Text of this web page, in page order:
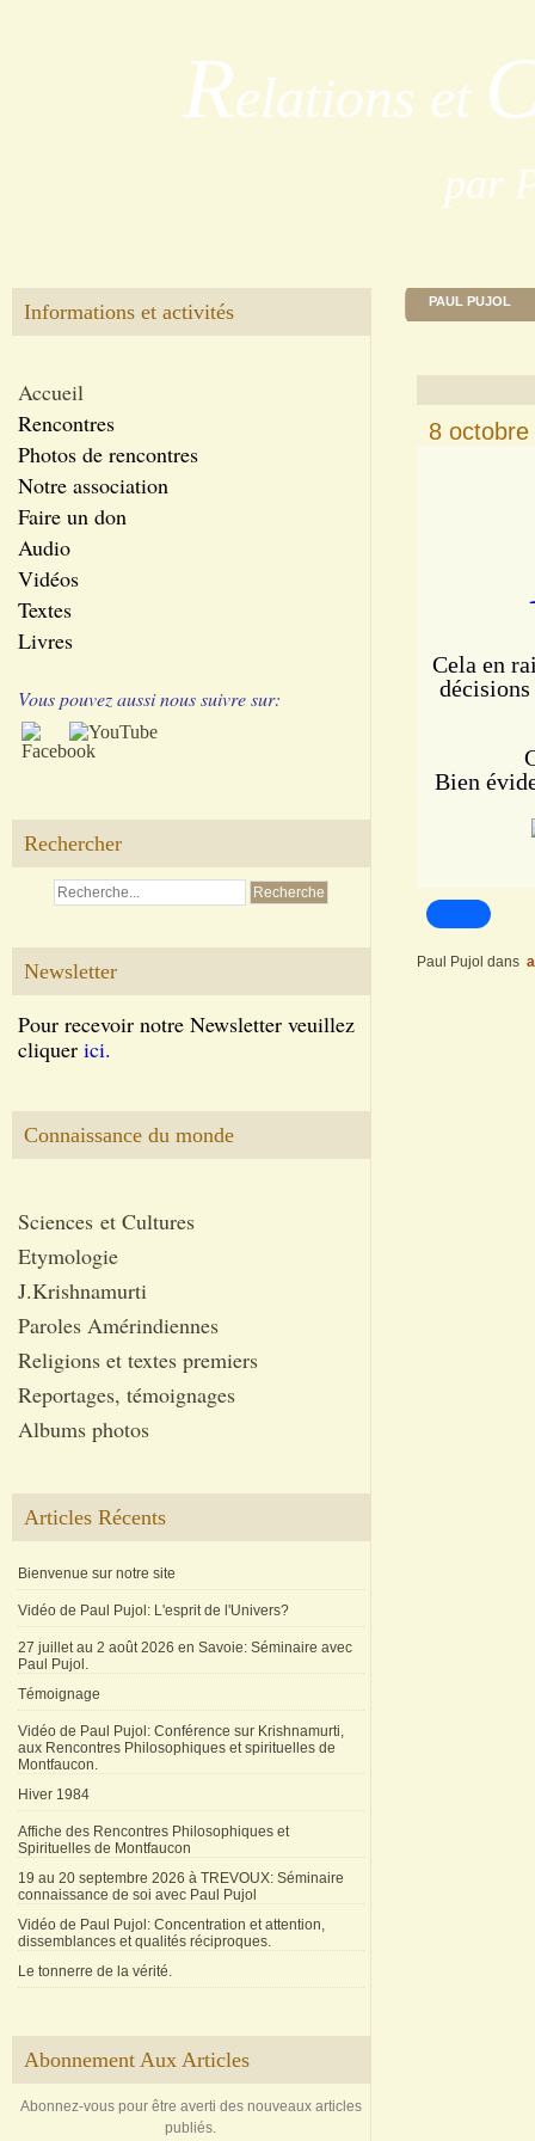
Relations et
par
Informations et activités
Accueil
Rencontres
Photos de rencontres
Notre association
Faire un don
Audio
Vidéos
Textes
Livres
Vous pouvez aussi nous suivre sur:
Rechercher
Newsletter
Pour recevoir notre Newsletter veuillez
cliquer ici.
Connaissance du monde
Sciences et Cultures
Etymologie
J.Krishnamurti
Paroles Amérindiennes
Religions et textes premiers
Reportages, témoignages
Albums photos
Articles Récents
Bienvenue sur notre site
Vidéo de Paul Pujol: L'esprit de l'Univers?
27 juillet au 2 août 2026 en Savoie: Séminaire avec
Paul Pujol.
Témoignage
Vidéo de Paul Pujol: Conférence sur Krishnamurti,
aux Rencontres Philosophiques et spirituelles de
Montfaucon.
Hiver 1984
Affiche des Rencontres Philosophiques et
Spirituelles de Montfaucon
19 au 20 septembre 2026 à TREVOUX: Séminaire
connaissance de soi avec Paul Pujol
Vidéo de Paul Pujol: Concentration et attention,
dissemblances et qualités réciproques.
Le tonnerre de la vérité.
Abonnement Aux Articles
Abonnez-vous pour être averti des nouveaux articles
publiés.
PAUL PUJOL
8
Cela en
Bien
Paul Pujol dans